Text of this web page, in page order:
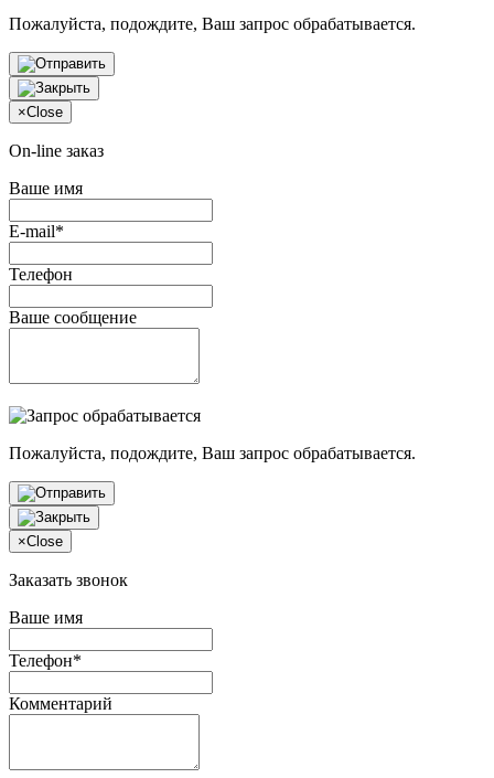
Пожалуйста, подождите, Ваш запрос обрабатывается.
×Close
On-line заказ
Ваше имя
E-mail*
Телефон
Ваше сообщение
Пожалуйста, подождите, Ваш запрос обрабатывается.
×Close
Заказать звонок
Ваше имя
Телефон*
Комментарий